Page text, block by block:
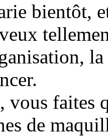
bientôt,
vous
de